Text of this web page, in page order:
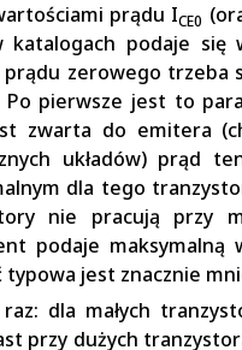
prądu ICE0
katalogach podaje się
zerowego trzeba
Po pierwsze jest to
zwarta do emitera
układów) prąd
dla tego
nie pracują przy
podaje maksymalną
jest znacznie
raz: dla małych
przy dużych